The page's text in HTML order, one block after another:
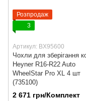
Розпродаж
3
Артикул: BX95600
Чохли для зберігання
Heyner R16-R22 Auto
WheelStar Pro XL 4 шт
(735100)
2 671 грн/Комплект